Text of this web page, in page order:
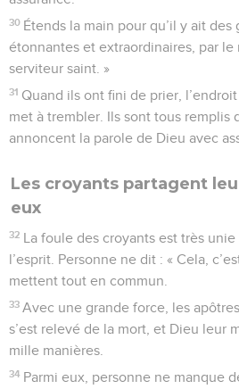
30 Étends la main pour qu’il y ait des
étonnantes et extraordinaires, par le
serviteur saint. »
31 Quand ils ont fini de prier,
met à trembler. Ils sont tous remplis
annoncent la parole de Dieu avec
Les croyants partagent
eux
32 La foule des croyants est très
l’esprit. Personne ne dit : « Cela,
mettent tout en commun.
33 Avec une grande force, les
s’est relevé de la mort, et Dieu leur
mille manières.
34 Parmi eux, personne ne manque